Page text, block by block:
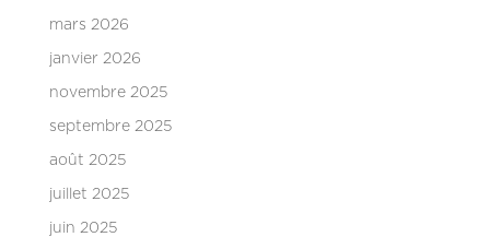
mars 2026
janvier 2026
novembre 2025
septembre 2025
août 2025
juillet 2025
juin 2025